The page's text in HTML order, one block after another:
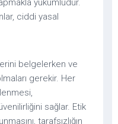
yükümlüdür.
ciddi yasal
belgelerken ve
gerekir. Her
sağlar. Etik
tarafsızlığın